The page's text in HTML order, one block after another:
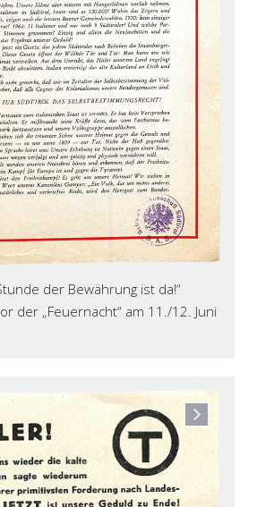
der Bewährung ist da!“
der „Feuernacht“ am 11./12. Juni